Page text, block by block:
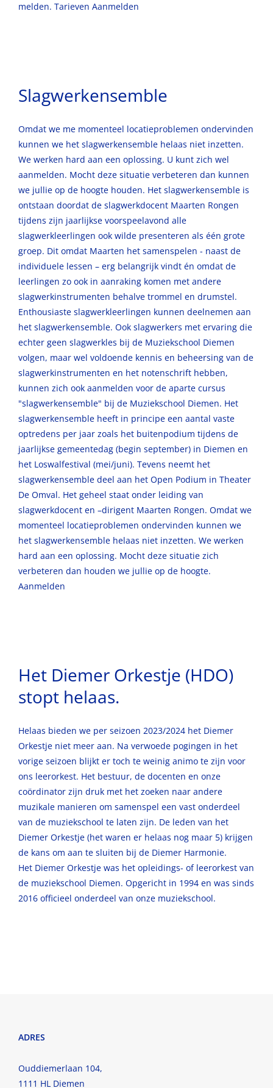
melden. Tarieven Aanmelden
Slagwerkensemble
Omdat we me momenteel locatieproblemen ondervinden
kunnen we het slagwerkensemble helaas niet inzetten.
We werken hard aan een oplossing. U kunt zich wel
aanmelden. Mocht deze situatie verbeteren dan kunnen
we jullie op de hoogte houden. Het slagwerkensemble is
ontstaan doordat de slagwerkdocent Maarten Rongen
tijdens zijn jaarlijkse voorspeelavond alle
slagwerkleerlingen ook wilde presenteren als één grote
groep. Dit omdat Maarten het samenspelen - naast de
individuele lessen – erg belangrijk vindt én omdat de
leerlingen zo ook in aanraking komen met andere
slagwerkinstrumenten behalve trommel en drumstel.
Enthousiaste slagwerkleerlingen kunnen deelnemen aan
het slagwerkensemble. Ook slagwerkers met ervaring die
echter geen slagwerkles bij de Muziekschool Diemen
volgen, maar wel voldoende kennis en beheersing van de
slagwerkinstrumenten en het notenschrift hebben,
kunnen zich ook aanmelden voor de aparte cursus
"slagwerkensemble" bij de Muziekschool Diemen. Het
slagwerkensemble heeft in principe een aantal vaste
optredens per jaar zoals het buitenpodium tijdens de
jaarlijkse gemeentedag (begin september) in Diemen en
het Loswalfestival (mei/juni). Tevens neemt het
slagwerkensemble deel aan het Open Podium in Theater
De Omval. Het geheel staat onder leiding van
slagwerkdocent en –dirigent Maarten Rongen. Omdat we
momenteel locatieproblemen ondervinden kunnen we
het slagwerkensemble helaas niet inzetten. We werken
hard aan een oplossing. Mocht deze situatie zich
verbeteren dan houden we jullie op de hoogte.
Aanmelden
Het Diemer Orkestje (HDO)
stopt helaas.
Helaas bieden we per seizoen 2023/2024 het Diemer
Orkestje niet meer aan. Na verwoede pogingen in het
vorige seizoen blijkt er toch te weinig animo te zijn voor
ons leerorkest. Het bestuur, de docenten en onze
coördinator zijn druk met het zoeken naar andere
muzikale manieren om samenspel een vast onderdeel
van de muziekschool te laten zijn. De leden van het
Diemer Orkestje (het waren er helaas nog maar 5) krijgen
de kans om aan te sluiten bij de Diemer Harmonie.
Het Diemer Orkestje was het opleidings- of leerorkest van
de muziekschool Diemen. Opgericht in 1994 en was sinds
2016 officieel onderdeel van onze muziekschool.
ADRES
Ouddiemerlaan 104,
1111 HL Diemen